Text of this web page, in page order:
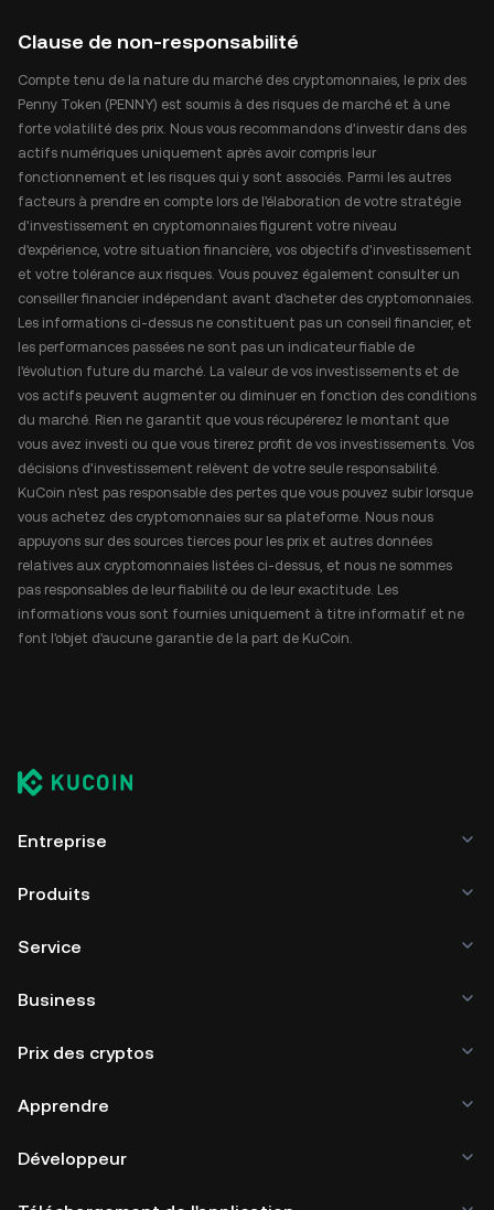
Clause de non-responsabilité
Compte tenu de la nature du marché des cryptomonnaies, le prix des
Penny Token (PENNY) est soumis à des risques de marché et à une
forte volatilité des prix. Nous vous recommandons d'investir dans des
actifs numériques uniquement après avoir compris leur
fonctionnement et les risques qui y sont associés. Parmi les autres
facteurs à prendre en compte lors de l'élaboration de votre stratégie
d'investissement en cryptomonnaies figurent votre niveau
d'expérience, votre situation financière, vos objectifs d'investissement
et votre tolérance aux risques. Vous pouvez également consulter un
conseiller financier indépendant avant d'acheter des cryptomonnaies.
Les informations ci-dessus ne constituent pas un conseil financier, et
les performances passées ne sont pas un indicateur fiable de
l'évolution future du marché. La valeur de vos investissements et de
vos actifs peuvent augmenter ou diminuer en fonction des conditions
du marché. Rien ne garantit que vous récupérerez le montant que
vous avez investi ou que vous tirerez profit de vos investissements. Vos
décisions d'investissement relèvent de votre seule responsabilité.
KuCoin n'est pas responsable des pertes que vous pouvez subir lorsque
vous achetez des cryptomonnaies sur sa plateforme. Nous nous
appuyons sur des sources tierces pour les prix et autres données
relatives aux cryptomonnaies listées ci-dessus, et nous ne sommes
pas responsables de leur fiabilité ou de leur exactitude. Les
informations vous sont fournies uniquement à titre informatif et ne
font l'objet d'aucune garantie de la part de KuCoin.
Entreprise
Produits
Service
Business
Prix des cryptos
Apprendre
Développeur